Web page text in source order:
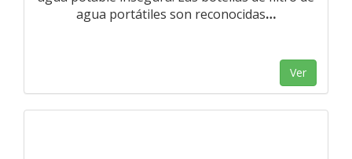
agua portátiles son reconocidas…
Ver